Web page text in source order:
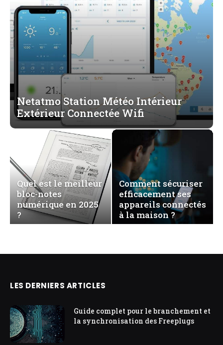
Netatmo Station Météo Intérieur
Extérieur Connectée Wifi
Quel est le meilleur
bloc-notes
numérique en 2025
?
Comment sécuriser
efficacement ses
appareils connectés
à la maison ?
LES DERNIERS ARTICLES
Guide complet pour le branchement et
la synchronisation des Freeplugs